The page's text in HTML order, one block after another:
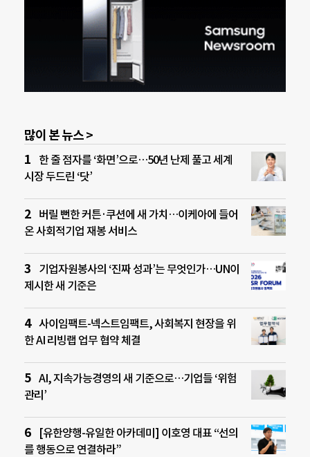
많이 본 뉴스 >
한 줄 점자를 ‘화면’으로…50년 난제 풀고 세계
시장 두드린 ‘닷’
버릴 뻔한 커튼·쿠션에 새 가치…이케아에 들어
온 사회적기업 재봉 서비스
기업자원봉사의 ‘진짜 성과’는 무엇인가…UN이
제시한 새 기준은
사이임팩트-넥스트임팩트, 사회복지 현장을 위
한 AI 리빙랩 업무 협약 체결
AI, 지속가능경영의 새 기준으로…기업들 ‘위험
관리’
[유한양행-유일한 아카데미] 이호영 대표 “선의
를 행동으로 연결하라”